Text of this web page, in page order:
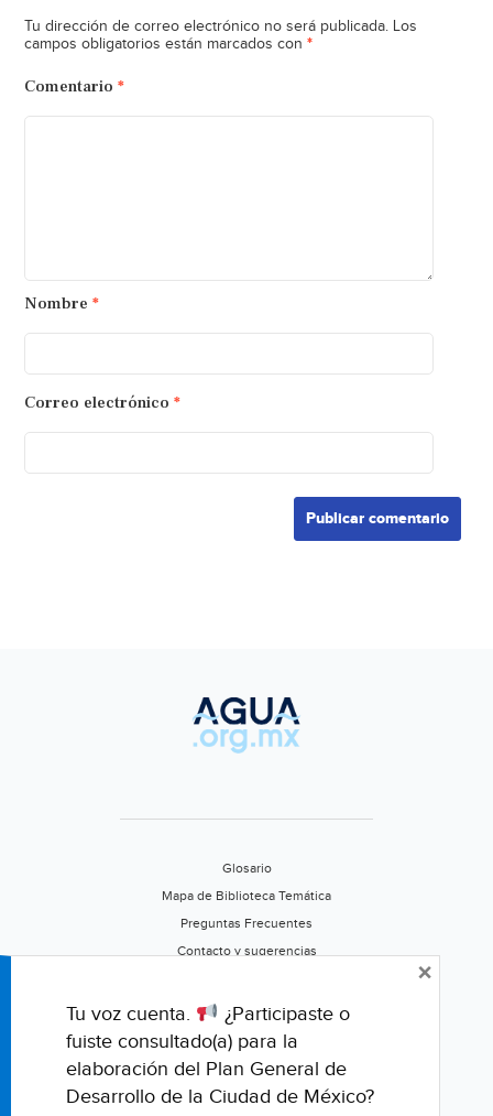
Tu dirección de correo electrónico no será publicada. Los
campos obligatorios están marcados con *
Comentario *
Nombre *
Correo electrónico *
Glosario
Mapa de Biblioteca Temática
Preguntas Frecuentes
Contacto y sugerencias
Califica este portal
Tu voz cuenta.
¿Participaste o
fuiste consultado(a) para la
elaboración del Plan General de
Desarrollo de la Ciudad de México?
×